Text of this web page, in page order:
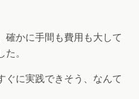
確かに手間も費用も大して
。
ぐに実践できそう、なんて